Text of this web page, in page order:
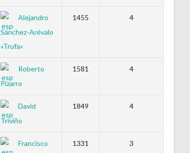
Alejandro
Sánchez-Arévalo
«Trufa»
1455 4
Roberto
Pizarro
1581 4
David
Triviño
1849 4
Francisco
1331 3